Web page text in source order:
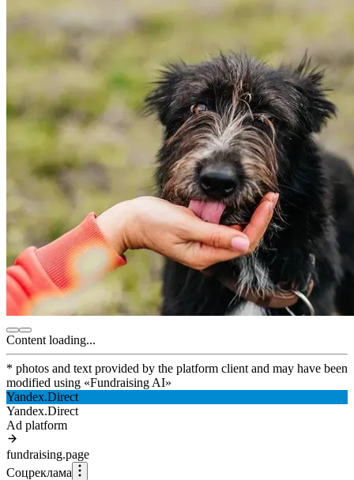
Content loading...
* photos and text provided by the platform client and may have been
modified using «Fundraising AI»
Yandex.Direct
Yandex.Direct
Ad platform
fundraising.page
Соцреклама